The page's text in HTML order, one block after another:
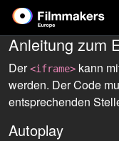
Anleitung zum
Der<iframe> kann
werden. Der Code
entsprechenden
Autoplay